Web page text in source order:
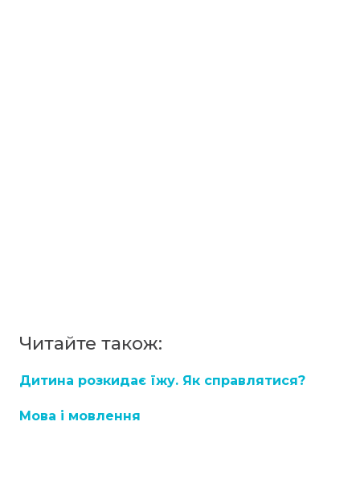
Читайте також:
Дитина розкидає їжу. Як справлятися?
Мова і мовлення